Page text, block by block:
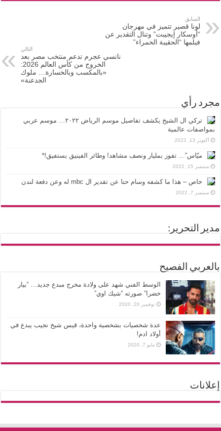
السابق
لونا قصير تتميز في مهرجان
“أوسكار إيجيبت” وتنال التقدير عن
فيلمها “الحقيبة الحمراء”
التالي
نانسي عجرم تدعم منتخب مصر بعد
الخروج من كأس العالم 2026:
«بالمكسب وبالخسارة… ملوك
الجدعنة»
مجرد رأي
تركي ال الشيخ يكشف تفاصيل موسم الرياض ٢٠٢٢… موسم عربي
بمواصفات عالمية
أكتوبر 13, 2022
ميّاس”… تفوز بمليار ونصف مشاهد! وطائر الفينيق يستفيق!*
سبتمبر 15, 2022
خاص – هذا ما كشفه وسام حنا عن تقدير ال mbc له وعن دفعة لندن
سبتمبر 7, 2022
مدير التحرير:
بالعربي الفصيح
الوسط الفني شهد على ولادة مخرج مبدع جديد… “بيار
خضرا” صورته “شيك اوي”
نوفمبر 20, 2020
عدة شخصيات بشخصية واحدة، قيس شيخ نجيب يبدع في
أولاد ادم!
مايو 7, 2020
إعلانات